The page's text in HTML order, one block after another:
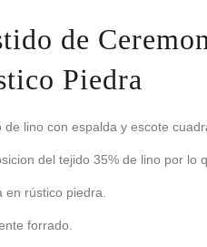
de
Piedra
de lino con espalda y escote
del tejido 35% de lino por lo
en rústico piedra.
forrado.